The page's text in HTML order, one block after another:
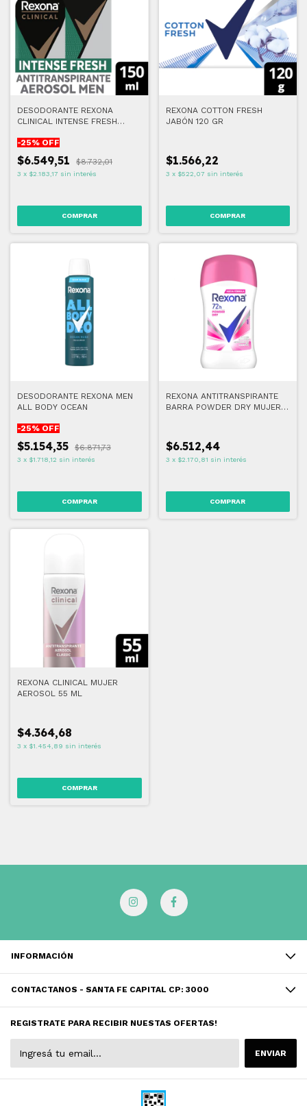
DESODORANTE REXONA
CLINICAL INTENSE FRESH
-25% OFF
$6.549,51 $8.732,01
3 x $2.183,17 sin interés
REXONA COTTON FRESH
JABÓN 120 GR
$1.566,22
3 x $522,07 sin interés
DESODORANTE REXONA MEN
ALL BODY OCEAN
-25% OFF
$5.154,35 $6.871,73
3 x $1.718,12 sin interés
REXONA ANTITRANSPIRANTE
BARRA POWDER DRY MUJER
$6.512,44
3 x $2.170,81 sin interés
REXONA CLINICAL MUJER
AEROSOL 55 ML
$4.364,68
3 x $1.454,89 sin interés
INFORMACIÓN
CONTACTANOS - SANTA FE CAPITAL CP: 3000
REGISTRATE PARA RECIBIR NUESTAS OFERTAS!